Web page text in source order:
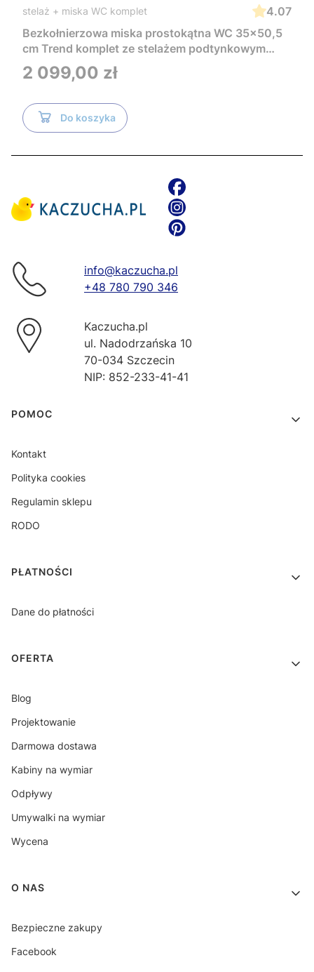
stelaż + miska WC komplet
4.07
Bezkołnierzowa miska prostokątna WC 35x50,5
cm Trend komplet ze stelażem podtynkowym
Tece i czarnym przyciskiem TeceNow
TR2216+Tece
Cena
2 099,00 zł
Do koszyka
info@kaczucha.pl
+48 780 790 346
Kaczucha.pl
ul. Nadodrzańska 10
70-034 Szczecin
NIP: 852-233-41-41
Linki w stopce
POMOC
Kontakt
Polityka cookies
Regulamin sklepu
RODO
PŁATNOŚCI
Dane do płatności
OFERTA
Blog
Projektowanie
Darmowa dostawa
Kabiny na wymiar
Odpływy
Umywalki na wymiar
Wycena
O NAS
Bezpieczne zakupy
Facebook